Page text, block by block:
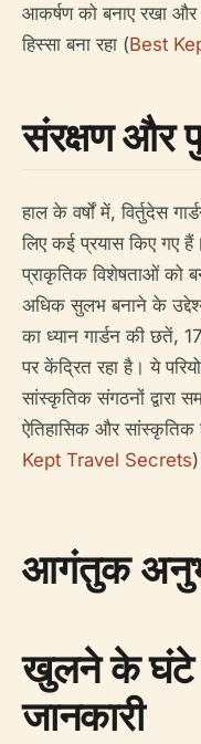
आकर्षण को बनाए रखा और
हिस्सा बना रहा (Best
संरक्षण और
हाल के वर्षों में, विर्तुदेस
लिए कई प्रयास किए गए
प्राकृतिक विशेषताओं को
अधिक सुलभ बनाने के
का ध्यान गार्डन की छतें,
पर केंद्रित रहा है। ये
सांस्कृतिक संगठनों द्वारा
ऐतिहासिक और
Kept Travel Secrets
आगंतुक
खुलने के घंटे
जानकारी